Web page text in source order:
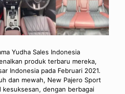
Yudha Sales Indonesia
produk terbaru mereka,
Indonesia pada Februari 2021.
dan mewah, New Pajero Sport
kesuksesan, dengan berbagai